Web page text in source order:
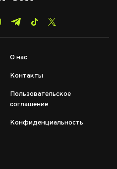
О нас
Контакты
Пользовательское
соглашение
Конфиденциальность